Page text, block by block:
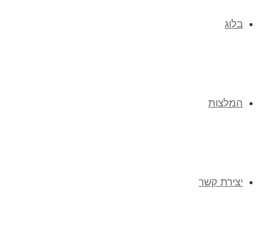
בלוג
המלצות
יצירת קשר